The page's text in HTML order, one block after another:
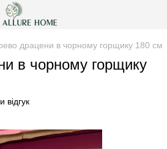
драцени в чорному горщику 180 см
в чорному горщику
відгук